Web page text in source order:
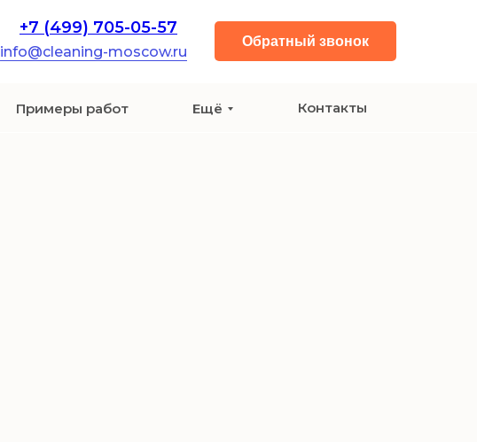
Контакты
Примеры работ Ещё
Обратный звонок
+7 (499) 705-05-57
info@cleaning-moscow.ru